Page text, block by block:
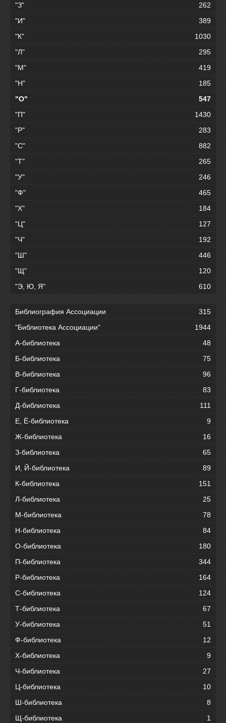
"З"
262
"И"
389
"К"
1030
"Л"
295
"М"
419
"Н"
185
"О"
547
"П"
1430
"Р"
283
"С"
882
"Т"
265
"У"
246
"Ф"
465
"Х"
184
"Ц"
127
"Ч"
192
"Ш"
446
"Щ"
120
"Э, Ю, Я"
610
Библиография Ассоциации
315
"Библиотека Ассоциации"
1944
А-библиотека
48
Б-библиотека
75
В-библиотека
96
Г-библиотека
83
Д-библиотека
111
Е, Ё-библиотека
9
Ж-библиотека
16
З-библиотека
65
И, Й-библиотека
89
К-библиотека
151
Л-библиотека
25
М-библиотека
78
Н-библиотека
84
О-библиотека
180
П-библиотека
344
Р-библиотека
164
С-библиотека
124
Т-библиотека
67
У-библиотека
51
Ф-библиотека
12
Х-библиотека
9
Ч-библиотека
27
Ц-библиотека
10
Ш-библиотека
8
Щ-библиотека
1